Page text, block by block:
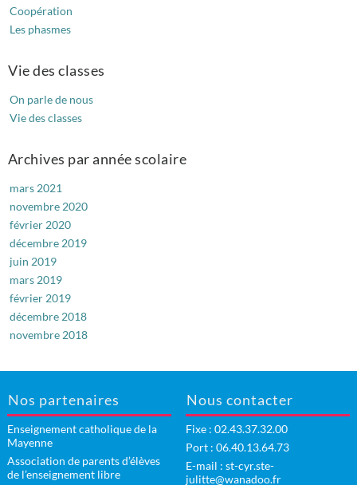
Coopération
Les phasmes
Vie des classes
On parle de nous
Vie des classes
Archives par année scolaire
mars 2021
novembre 2020
février 2020
décembre 2019
juin 2019
mars 2019
février 2019
décembre 2018
novembre 2018
Nos partenaires
Enseignement catholique de la
Mayenne
Association de parents d’élèves
de l’enseignement libre
Nous contacter
Fixe : 02.43.37.32.00
Port : 06.40.13.64.73
E-mail : st-cyr.ste-
julitte@wanadoo.fr